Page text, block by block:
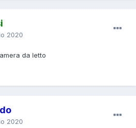
2020
da letto
2020